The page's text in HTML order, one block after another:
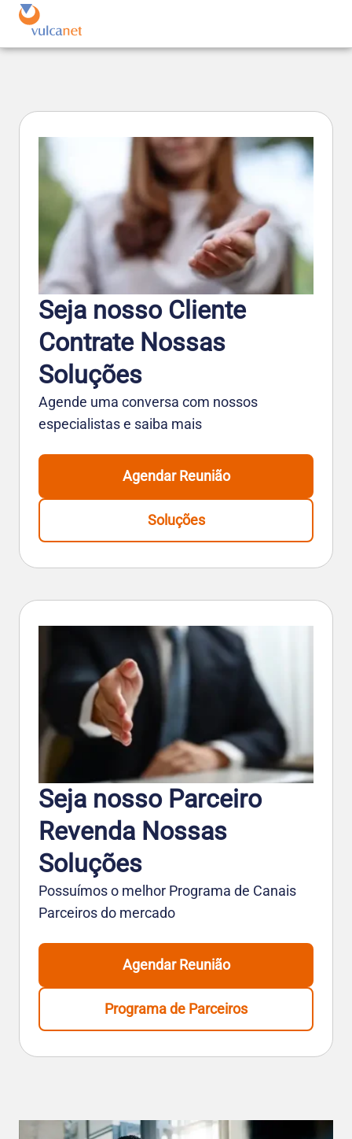
Seja nosso Cliente
Contrate Nossas
Soluções
Agende uma conversa com nossos
especialistas e saiba mais
Agendar Reunião
Soluções
Seja nosso Parceiro
Revenda Nossas
Soluções
Possuímos o melhor Programa de Canais
Parceiros do mercado
Agendar Reunião
Programa de Parceiros